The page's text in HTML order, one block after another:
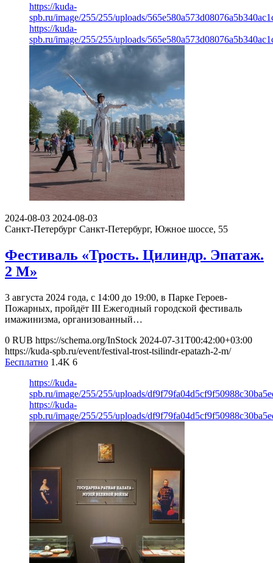
https://kuda-
spb.ru/image/255/255/uploads/
https://kuda-
spb.ru/image/255/255/uploads/
2024-08-03 2024-08-03
Санкт-Петербург Санкт-Петербург, Южное шоссе, 55
Фестиваль «Трость. Цилиндр. Эпатаж.
2 М»
3 августа 2024 года, с 14:00 до 19:00, в Парке Героев-
Пожарных, пройдёт III Ежегодный городской фестиваль
имажинизма, организованный…
0 RUB https://schema.org/InStock 2024-07-31T00:42:00+03:00
https://kuda-spb.ru/event/festival-trost-tsilindr-epatazh-2-m/
Бесплатно 1.4K 6
https://kuda-
spb.ru/image/255/255/uploads/
https://kuda-
spb.ru/image/255/255/uploads/